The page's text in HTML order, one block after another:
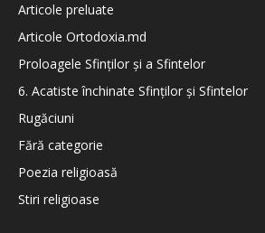
Articole preluate
Articole Ortodoxia.md
Proloagele Sfinților și a Sfintelor
6. Acatiste închinate Sfinților și Sfintelor
Rugăciuni
Fără categorie
Poezia religioasă
Stiri religioase